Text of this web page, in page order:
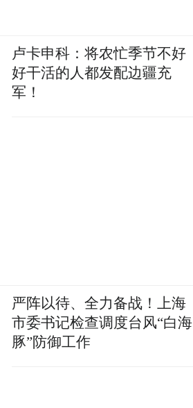
卢卡申科：将农忙季节不好
好干活的人都发配边疆充
军！
严阵以待、全力备战！上海
市委书记检查调度台风“白海
豚”防御工作